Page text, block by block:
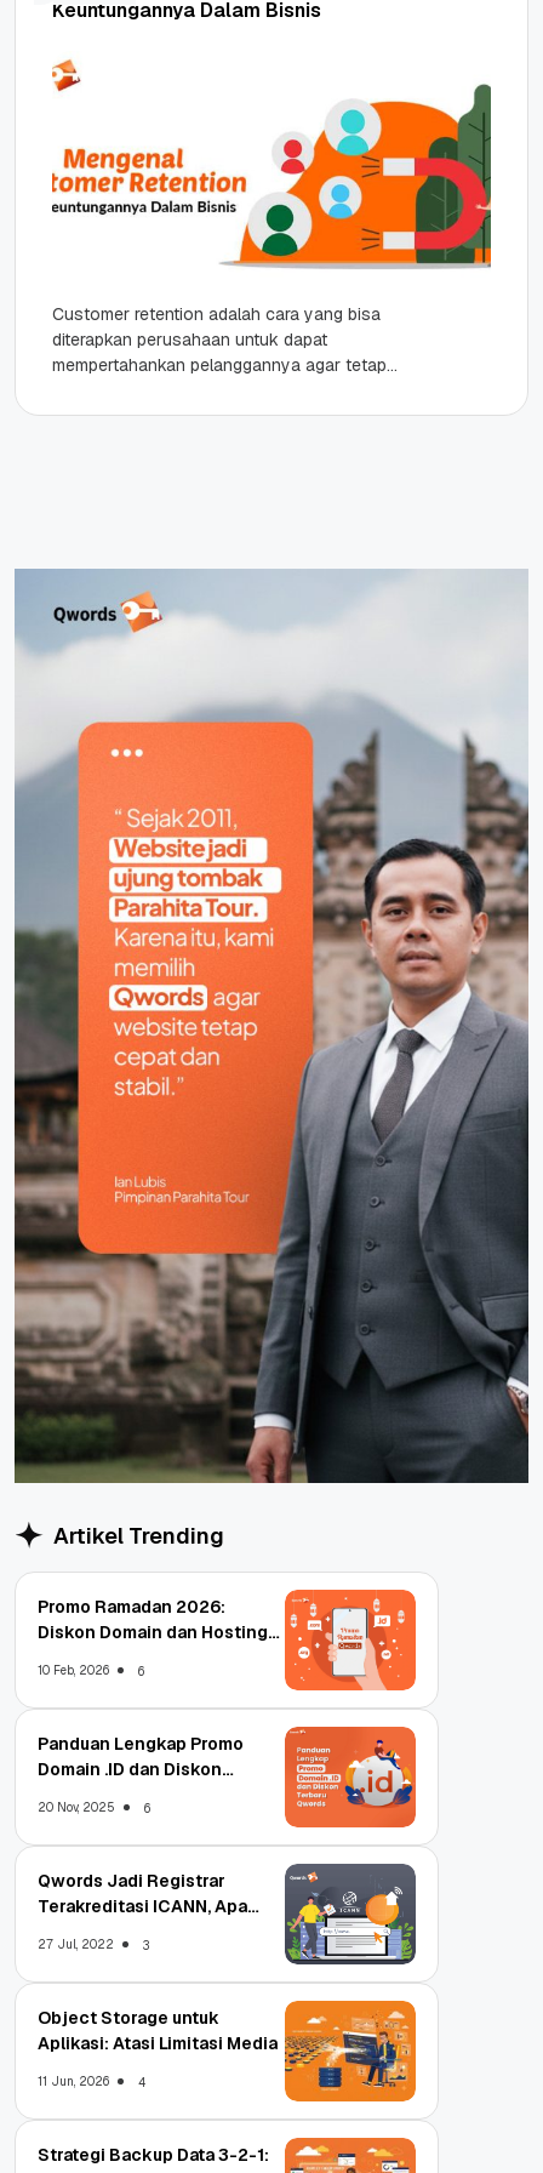
Keuntungannya Dalam Bisnis
Customer retention adalah cara yang bisa
diterapkan perusahaan untuk dapat
mempertahankan pelanggannya agar tetap
tertentu. customer retention untuk bisnis...
Artikel Trending
Promo Ramadan 2026:
Diskon Domain dan Hosting
10 Feb, 2026 6
Panduan Lengkap Promo
Domain .ID dan Diskon
20 Nov, 2025 6
Qwords Jadi Registrar
Terakreditasi ICANN, Apa
27 Jul, 2022 3
Object Storage untuk
Aplikasi: Atasi Limitasi Media
11 Jun, 2026 4
Strategi Backup Data 3-2-1: